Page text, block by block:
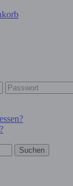
Suchen